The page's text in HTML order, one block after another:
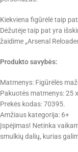
Kiekviena figūrėlė taip
Dėžutėje taip pat yra
žaidime „Arsenal
Produkto savybės:
Matmenys: Figūrėlės
Pakuotės matmenys: 25
Prekės kodas: 70395.
Amžiaus kategorija: 6+
Įspėjimas! Netinka
smulkių dalių, kurias